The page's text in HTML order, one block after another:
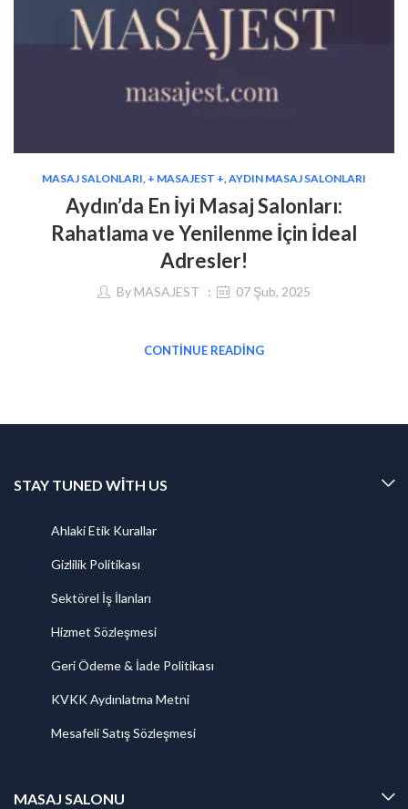
MASAJ SALONLARI + MASAJEST + AYDIN MASAJ SALONLARI
Aydın’da En İyi Masaj Salonları:
Rahatlama ve Yenilenme İçin İdeal
Adresler!
By MASAJEST 07 Şub, 2025
CONTINUE READING
STAY TUNED WITH US
Ahlaki Etik Kurallar
Gizlilik Politikası
Sektörel İş İlanları
Hizmet Sözleşmesi
Geri Ödeme & İade Politikası
KVKK Aydınlatma Metni
Mesafeli Satış Sözleşmesi
MASAJ SALONU